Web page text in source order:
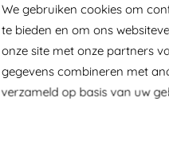
We gebruiken cookies om
te bieden en om ons
onze site met onze partners
gegevens combineren met
verzameld op basis van uw